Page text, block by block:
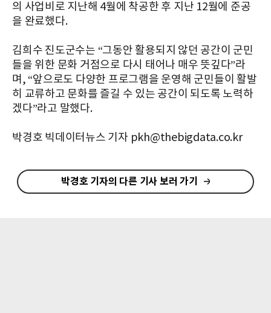
의 사업비로 지난해 4월에 착공한 후 지난 12월에 준공
을 완료했다.
김희수 진도군수는 “그동안 활용되지 않던 공간이 군민
들을 위한 문화 거점으로 다시 태어나 매우 뜻깊다”라
며, “앞으로도 다양한 프로그램을 운영해 군민들이 활발
히 교류하고 문화를 즐길 수 있는 공간이 되도록 노력하
겠다”라고 말했다.
박경호 빅데이터뉴스 기자 pkh@thebigdata.co.kr
박경호 기자의 다른 기사 보러 가기